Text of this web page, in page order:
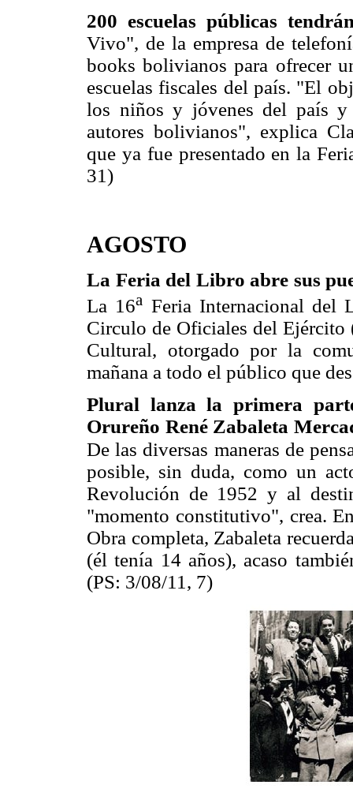
200 escuelas públicas
Vivo", de la empresa de
books bolivianos para ofrecer
escuelas fiscales del país. "El
los niños y jóvenes del país y
autores bolivianos", explica
que ya fue presentado en la
31)
AGOSTO
La Feria del Libro abre sus
La 16a Feria Internacional del
Circulo de Oficiales del Ejército
Cultural, otorgado por la
mañana a todo el público que
Plural lanza la primera
Orureño René Zabaleta
De las diversas maneras de
posible, sin duda, como un
Revolución de 1952 y al
"momento constitutivo", crea.
Obra completa, Zabaleta
(él tenía 14 años), acaso
(PS: 3/08/11, 7)